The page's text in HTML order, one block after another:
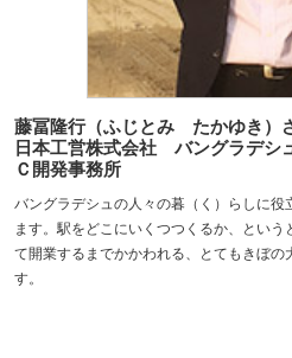
藤冨隆行（ふじとみ たかゆき）
日本工営株式会社 バングラデシ
Ｃ開発事務所
バングラデシュの人々の暮（く）らしに
ます。駅をどこにいくつつくるか、とい
て開業するまでかかわれる、とてもきぼの
す。